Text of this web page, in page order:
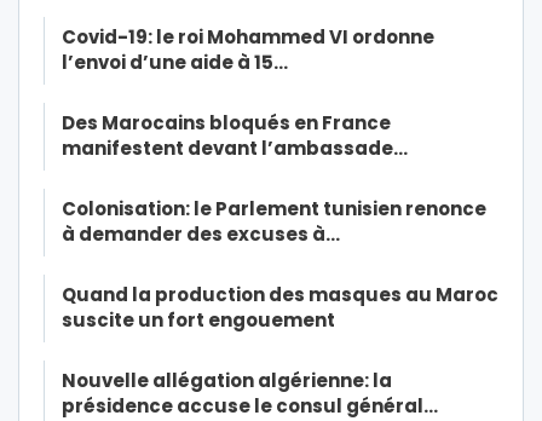
Covid-19: le roi Mohammed VI ordonne
l’envoi d’une aide à 15…
Des Marocains bloqués en France
manifestent devant l’ambassade…
Colonisation: le Parlement tunisien renonce
à demander des excuses à…
Quand la production des masques au Maroc
suscite un fort engouement
Nouvelle allégation algérienne: la
présidence accuse le consul général…